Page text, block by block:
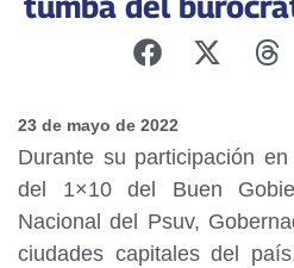
23 de mayo de 2022
Durante su participación
del 1×10 del Buen
Nacional del Psuv,
ciudades capitales del